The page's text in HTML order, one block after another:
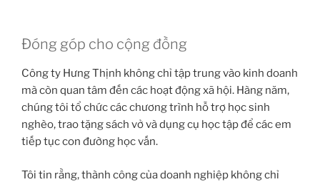
Đóng góp cho cộng đồng
Công ty Hưng Thịnh không chỉ tập trung vào kinh doanh
mà còn quan tâm đến các hoạt động xã hội. Hàng năm,
chúng tôi tổ chức các chương trình hỗ trợ học sinh
nghèo, trao tặng sách vở và dụng cụ học tập để các em
tiếp tục con đường học vấn.
Tôi tin rằng, thành công của doanh nghiệp không chỉ